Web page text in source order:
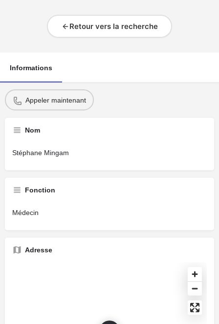
Retour vers la recherche
Informations
Appeler maintenant
Nom
Stéphane Mingam
Fonction
Médecin
Adresse